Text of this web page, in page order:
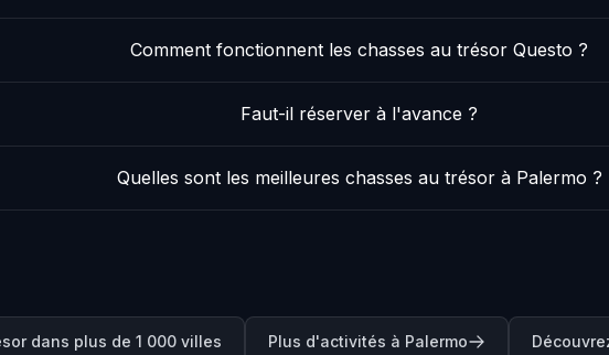
Comment fonctionnent les chasses au trésor Questo ?
Faut-il réserver à l'avance ?
Quelles sont les meilleures chasses au trésor à Palermo ?
dans plus de 1 000 villes Plus d'activités à Palermo